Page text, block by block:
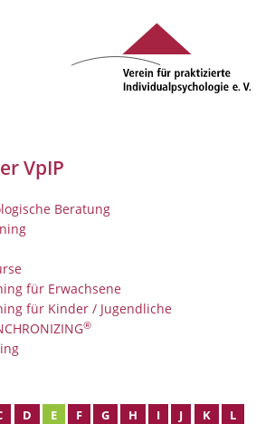
VpIP
Beratung
für Erwachsene
für Kinder / Jugendliche
®
D E F G H I J K
L